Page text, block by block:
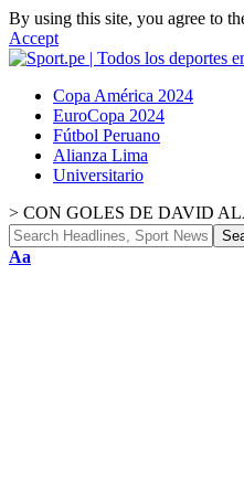
By using this site, you agree to
Accept
Copa América 2024
EuroCopa 2024
Fútbol Peruano
Alianza Lima
Universitario
> CON GOLES DE DAVID
Aa